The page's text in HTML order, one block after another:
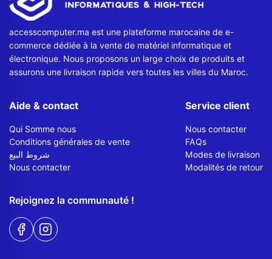
accesscomputer.ma est une plateforme marocaine de e-
commerce dédiée à la vente de matériel informatique et
électronique. Nous proposons un large choix de produits et
assurons une livraison rapide vers toutes les villes du Maroc.
Aide & contact
Qui Somme nous
Conditions générales de vente
شروط البيع
Nous contacter
Service client
Nous contacter
FAQs
Modes de livraison
Modalités de retour
Rejoignez la communauté !